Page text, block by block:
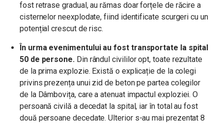
fost retrase gradual, au rămas doar forțele de răcire a
cisternelor neexplodate, fiind identificate scurgeri cu un
potențial crescut de risc.
În urma evenimentului au fost transportate la spital
50 de persone. Din rândul civililor opt, toate rezultate
de la prima explozie. Există o explicație de la colegi
privins prezența unui zid de beton pe partea colegilor
de la Dâmbovița, care a atenuat impactul exploziei. O
persoană civilă a decedat la spital, iar în total au fost
două persoane decedate. Ulterior s-au mai prezentat 8